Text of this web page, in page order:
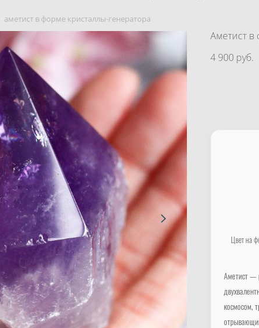
аметист в форме кристаллы-генератора
Аметист в
4 900 pуб.
Цвет на
Аметист —
космосом,